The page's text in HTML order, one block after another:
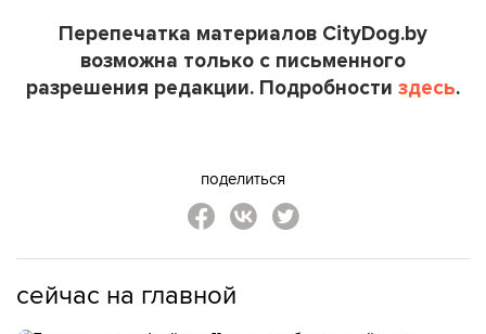
Перепечатка материалов CityDog.by
возможна только с письменного
разрешения редакции. Подробности здесь.
поделиться
сейчас на главной